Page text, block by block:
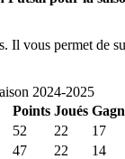
vous permet
2024-2025
Points Joués
52 22 17
47 22 14